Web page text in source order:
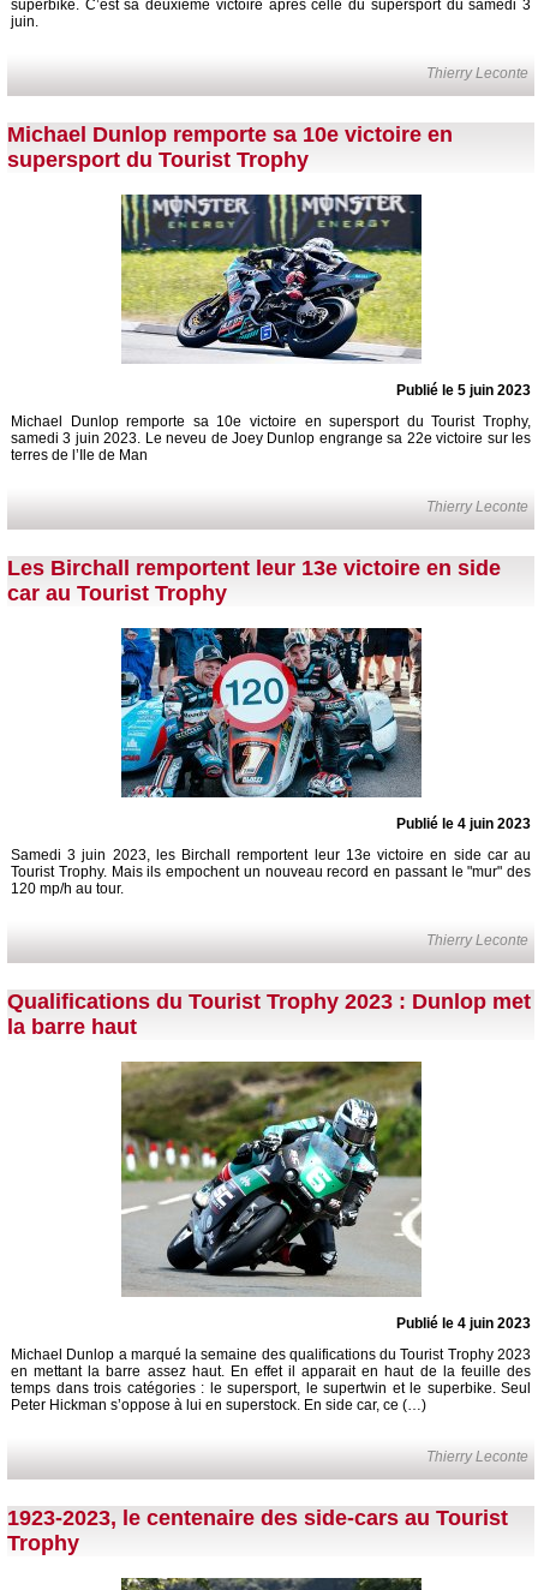
superbike. C’est sa deuxième victoire après celle du supersport du samedi 3
juin.
Thierry Leconte
Michael Dunlop remporte sa 10e victoire en
supersport du Tourist Trophy
Publié le 5 juin 2023
Michael Dunlop remporte sa 10e victoire en supersport du Tourist Trophy,
samedi 3 juin 2023. Le neveu de Joey Dunlop engrange sa 22e victoire sur les
terres de l’Ile de Man
Thierry Leconte
Les Birchall remportent leur 13e victoire en side
car au Tourist Trophy
Publié le 4 juin 2023
Samedi 3 juin 2023, les Birchall remportent leur 13e victoire en side car au
Tourist Trophy. Mais ils empochent un nouveau record en passant le "mur" des
120 mp/h au tour.
Thierry Leconte
Qualifications du Tourist Trophy 2023 : Dunlop met
la barre haut
Publié le 4 juin 2023
Michael Dunlop a marqué la semaine des qualifications du Tourist Trophy 2023
en mettant la barre assez haut. En effet il apparait en haut de la feuille des
temps dans trois catégories : le supersport, le supertwin et le superbike. Seul
Peter Hickman s’oppose à lui en superstock. En side car, ce (…)
Thierry Leconte
1923-2023, le centenaire des side-cars au Tourist
Trophy